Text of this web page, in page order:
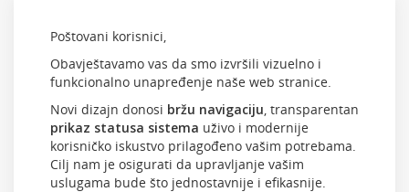
Poštovani korisnici,
Obavještavamo vas da smo izvršili vizuelno i
funkcionalno unapređenje naše web stranice.
Novi dizajn donosi bržu navigaciju, transparentan
prikaz statusa sistema uživo i modernije
korisničko iskustvo prilagođeno vašim potrebama.
Cilj nam je osigurati da upravljanje vašim
uslugama bude što jednostavnije i efikasnije.